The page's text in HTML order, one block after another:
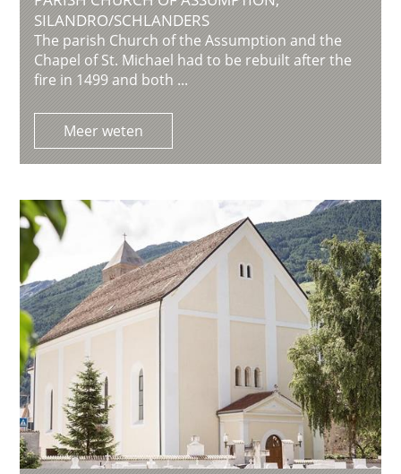
SILANDRO/SCHLANDERS
The parish Church of the Assumption and the
Chapel of St. Michael had to be rebuilt after the
fire in 1499 and both ...
Meer weten